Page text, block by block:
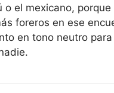
o el mexicano,
foreros en ese
en tono neutro